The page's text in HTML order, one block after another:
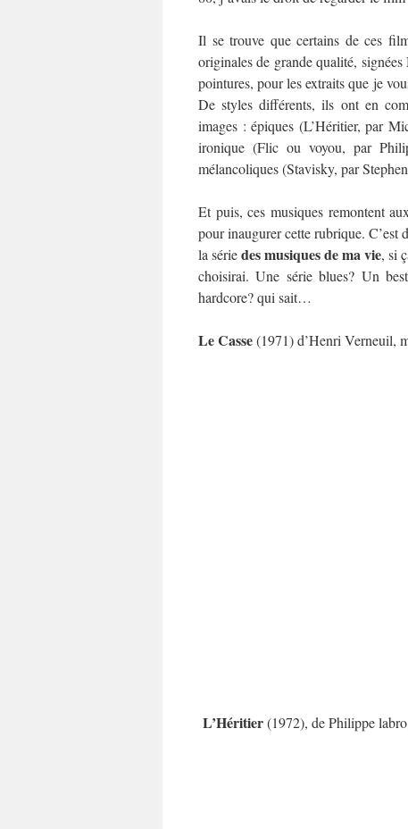
Il se trouve que certains de ces
originales de grande qualité, signées
pointures, pour les extraits que je
De styles différents, ils ont en
images : épiques (L’Héritier, par
ironique (Flic ou voyou, par
mélancoliques (Stavisky, par
Et puis, ces musiques remontent
pour inaugurer cette rubrique. C’est
la sériedes musiques de ma vie, si
choisirai. Une série blues? Un
hardcore? qui sait…
Le Casse(1971) d’Henri Verneuil,
L’Héritier(1972), de Philippe